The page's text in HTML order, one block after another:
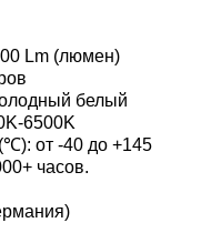
Lm (люмен)
белый
6500K
от -40 до +145
часов.